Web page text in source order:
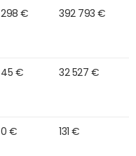
298 € 392 793 €
45 € 32 527 €
0 € 131 €